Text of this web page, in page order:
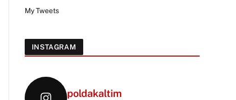
My Tweets
INSTAGRAM
poldakaltim